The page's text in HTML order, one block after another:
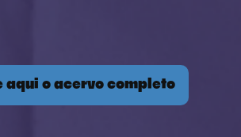
aqui o acervo completo